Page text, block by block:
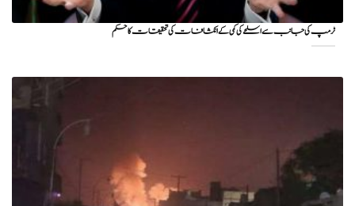
ٹرمپ کی جانب سے اسلحے کی کمی کے انکشافات کی تحقیقات کا حکم